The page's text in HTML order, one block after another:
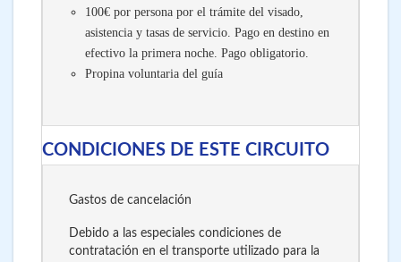
100€ por persona por el trámite del visado,
asistencia y tasas de servicio. Pago en destino en
efectivo la primera noche. Pago obligatorio.
Propina voluntaria del guía
CONDICIONES DE ESTE CIRCUITO
Gastos de cancelación
Debido a las especiales condiciones de
contratación en el transporte utilizado para la